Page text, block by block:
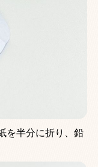
を半分に折り、鉛